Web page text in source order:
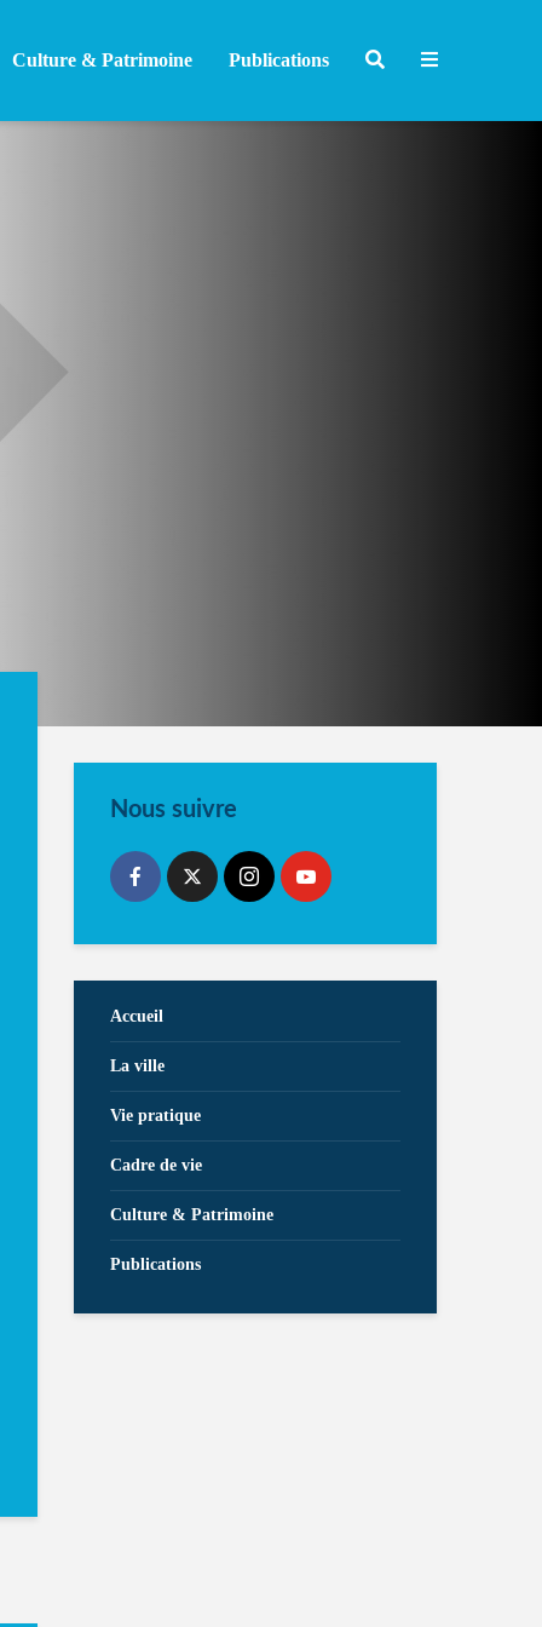
Culture & Patrimoine Publications
Nous suivre
Accueil
La ville
Vie pratique
Cadre de vie
Culture & Patrimoine
Publications